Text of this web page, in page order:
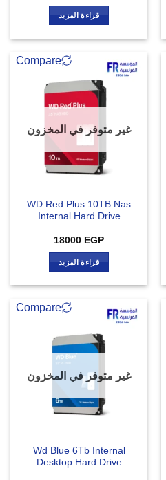
قراءة المزيد
Compare
غير متوفر في المخزون
WD Red Plus 10TB Nas
Internal Hard Drive
18000 EGP
قراءة المزيد
Compare
غير متوفر في المخزون
Wd Blue 6Tb Internal
Desktop Hard Drive